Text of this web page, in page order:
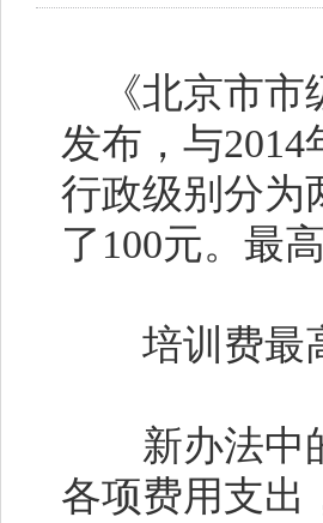
《北京市市
发布，与
行政级别分为
了100元。最
培训费最
新办法中的
各项费用支出